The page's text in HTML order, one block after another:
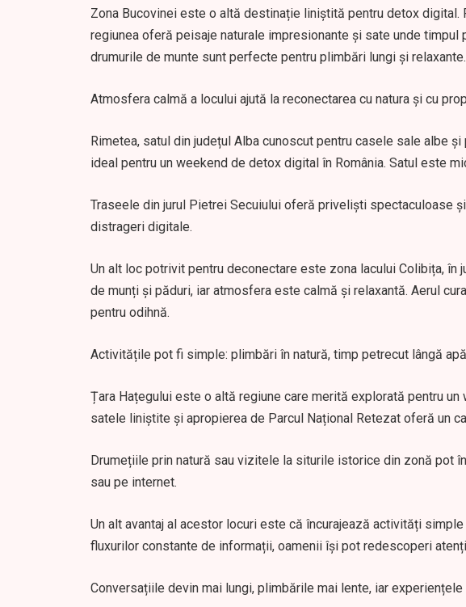
Zona Bucovinei este o altă destinație liniștită pentru detox
regiunea oferă peisaje naturale impresionante și sate unde
drumurile de munte sunt perfecte pentru plimbări lungi și relaxante.
Atmosfera calmă a locului ajută la reconectarea cu natura și cu
Rimetea, satul din județul Alba cunoscut pentru casele sale albe
ideal pentru un weekend de detox digital în România. Satul este
Traseele din jurul Pietrei Secuiului oferă priveliști spectaculoase
distrageri digitale.
Un alt loc potrivit pentru deconectare este zona lacului Colibița, în
de munți și păduri, iar atmosfera este calmă și relaxantă. Aerul
pentru odihnă.
Activitățile pot fi simple: plimbări în natură, timp petrecut lângă
Țara Hațegului este o altă regiune care merită explorată pentru
satele liniștite și apropierea de Parcul Național Retezat oferă un
Drumețiile prin natură sau vizitele la siturile istorice din zonă pot
sau pe internet.
Un alt avantaj al acestor locuri este că încurajează activități
fluxurilor constante de informații, oamenii își pot redescoperi
Conversațiile devin mai lungi, plimbările mai lente, iar experiențele